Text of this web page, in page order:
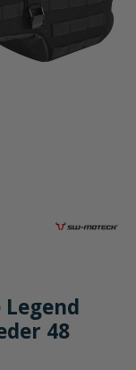
Legend
48